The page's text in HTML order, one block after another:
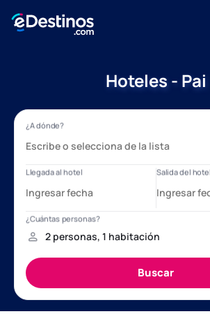
Hoteles - Pai